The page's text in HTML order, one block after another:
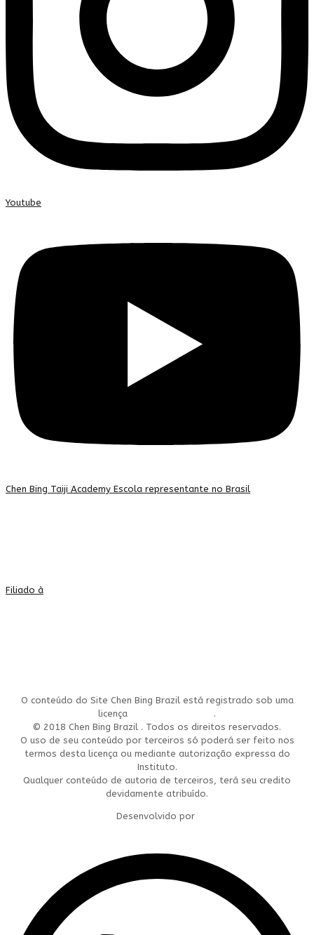
Youtube
Chen Bing Taiji Academy Escola representante no Brasil
Filiado à
O conteúdo do Site Chen Bing Brazil está registrado sob uma
licença
.
© 2018 Chen Bing Brazil . Todos os direitos reservados.
O uso de seu conteúdo por terceiros só poderá ser feito nos
termos desta licença ou mediante autorização expressa do
Instituto.
Qualquer conteúdo de autoria de terceiros, terá seu credito
devidamente atribuído.
Desenvolvido por